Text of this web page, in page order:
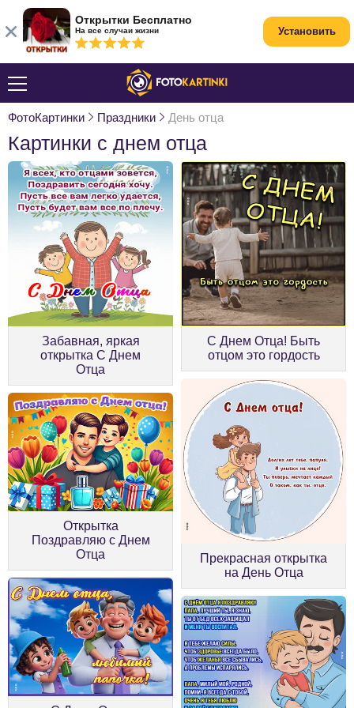
ФотоКартинки Праздники День отца
Картинки с днем отца
Забавная, яркая
открытка С Днем
Отца
С Днем Отца! Быть
отцом это гордость
Открытка
Поздравляю с Днем
Отца
Прекрасная открытка
на День Отца
Открытки Бесплатно
На все случаи жизни Установить